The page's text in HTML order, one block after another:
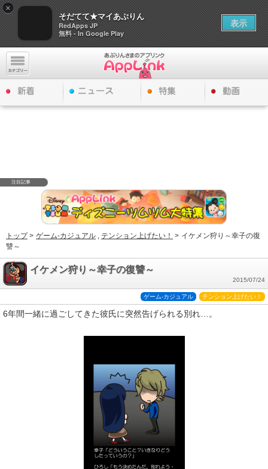
×
そだてて★マイあぷりん
RedApps JP
無料 - In Google Play
表示
注目記事
トップ> ゲーム-カジュアル , テンション上げたい！ > イケメン狩り～幸子の復
讐～
イケメン狩り～幸子の復讐～
2015/07/24
テンション上げたい！
ゲーム-カジュアル
6年間一緒に過ごしてきた彼氏に突然告げられる別れ…。